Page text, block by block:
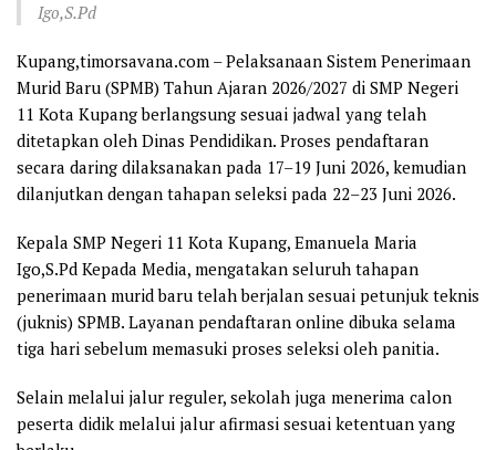
Igo,S.Pd
Kupang,timorsavana.com – Pelaksanaan Sistem Penerimaan
Murid Baru (SPMB) Tahun Ajaran 2026/2027 di SMP Negeri
11 Kota Kupang berlangsung sesuai jadwal yang telah
ditetapkan oleh Dinas Pendidikan. Proses pendaftaran
secara daring dilaksanakan pada 17–19 Juni 2026, kemudian
dilanjutkan dengan tahapan seleksi pada 22–23 Juni 2026.
Kepala SMP Negeri 11 Kota Kupang, Emanuela Maria
Igo,S.Pd Kepada Media, mengatakan seluruh tahapan
penerimaan murid baru telah berjalan sesuai petunjuk teknis
(juknis) SPMB. Layanan pendaftaran online dibuka selama
tiga hari sebelum memasuki proses seleksi oleh panitia.
Selain melalui jalur reguler, sekolah juga menerima calon
peserta didik melalui jalur afirmasi sesuai ketentuan yang